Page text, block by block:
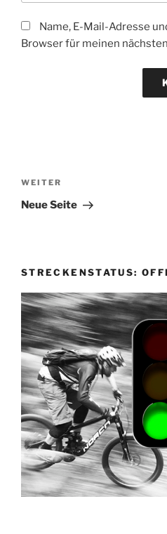
Name, E-Mail-Adresse
Browser für meinen
Nächster
Beitrag
WEITER
Neue Seite
STRECKENSTATUS: